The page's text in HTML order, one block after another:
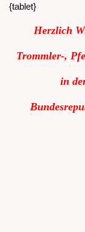
{tablet}
Herzlich
Trommler-,
in